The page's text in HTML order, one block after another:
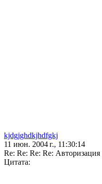
kjdgjghdkjhdfgkj
11 июн. 2004 г., 11:30:14
Re: Re: Re: Re:
Цитата: